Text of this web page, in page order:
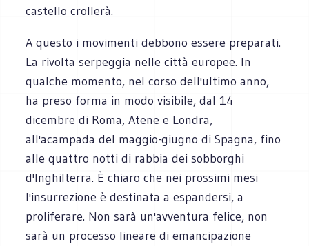
castello crollerà.
A questo i movimenti debbono essere preparati.
La rivolta serpeggia nelle città europee. In
qualche momento, nel corso dell'ultimo anno,
ha preso forma in modo visibile, dal 14
dicembre di Roma, Atene e Londra,
all'acampada del maggio-giugno di Spagna, fino
alle quattro notti di rabbia dei sobborghi
d'Inghilterra. È chiaro che nei prossimi mesi
l'insurrezione è destinata a espandersi, a
proliferare. Non sarà un'avventura felice, non
sarà un processo lineare di emancipazione